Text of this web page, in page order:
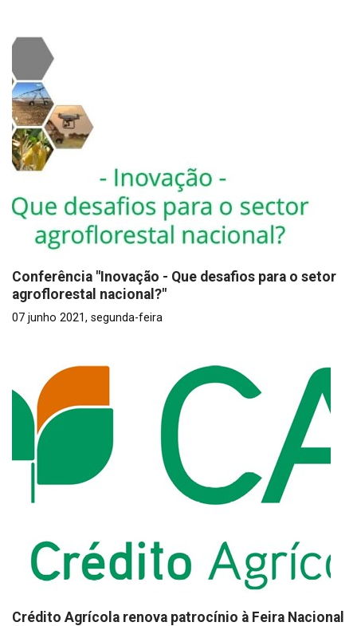
Conferência "Inovação - Que desafios para o setor
agroflorestal nacional?"
07 junho 2021, segunda-feira
Crédito Agrícola renova patrocínio à Feira Nacional